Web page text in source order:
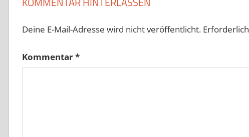
Deine E-Mail-Adresse wird nicht veröffentlicht.
Kommentar*